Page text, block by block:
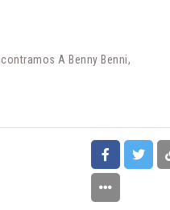
A Benny Benni,